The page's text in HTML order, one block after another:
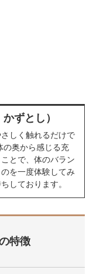
ずとし）
しく触れるだけで
の奥から感じる充
とで、体のバラン
を一度体験してみ
しております。
特徴